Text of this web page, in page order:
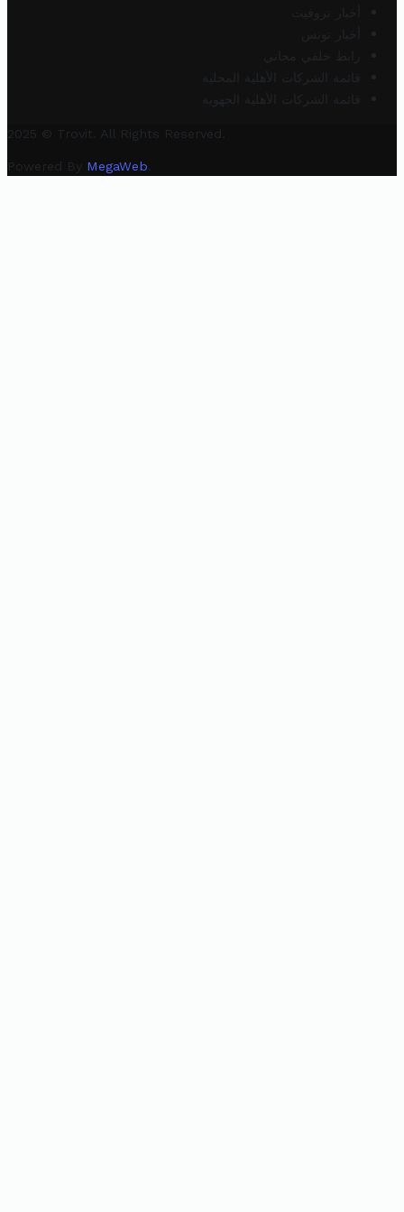
أخبار تروفيت
أخبار تونس
رابط خلفي مجاني
قائمة الشركات الأهلية المحلية
قائمة الشركات الأهلية الجهوية
2025 © Trovit. All Rights Reserved.
Powered By MegaWeb